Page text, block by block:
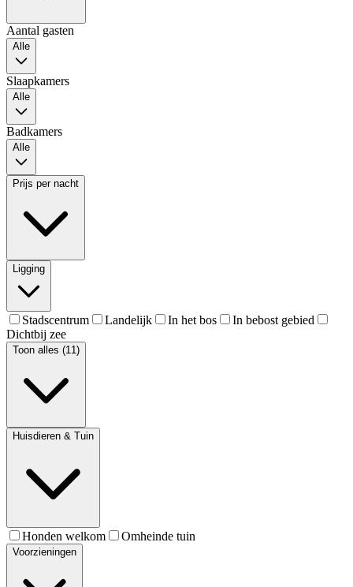
Aantal gasten
Alle
Slaapkamers
Alle
Badkamers
Alle
Prijs per nacht
Ligging
Stadscentrum Landelijk In het bos
In bebost gebied
Dichtbij zee
Toon alles (11)
Huisdieren & Tuin
Honden welkom Omheinde tuin
Voorzieningen